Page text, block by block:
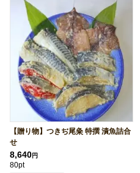
【贈り物】つきぢ尾粂 特撰 漬魚詰合
せ
8,640円
80pt